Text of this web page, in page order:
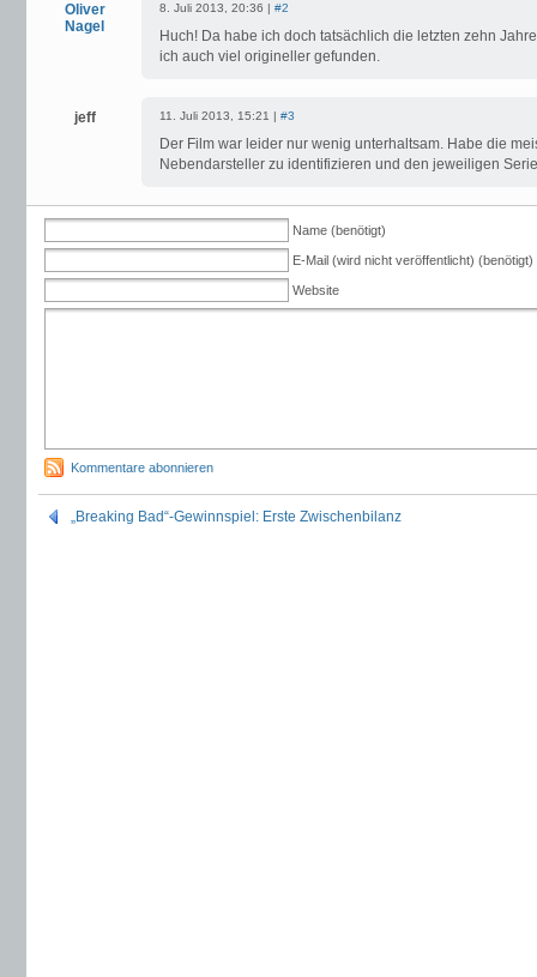
Oliver
Nagel
8. Juli 2013, 20:36 | #2
Huch! Da habe ich doch tatsächlich die letzten zehn
ich auch viel origineller gefunden.
jeff 11. Juli 2013, 15:21 | #3
Der Film war leider nur wenig unterhaltsam. Habe die
Nebendarsteller zu identifizieren und den jeweiligen
Name (benötigt)
E-Mail (wird nicht veröffentlicht) (benötigt)
Website
Kommentare abonnieren
„Breaking Bad“-Gewinnspiel: Erste Zwischenbilanz